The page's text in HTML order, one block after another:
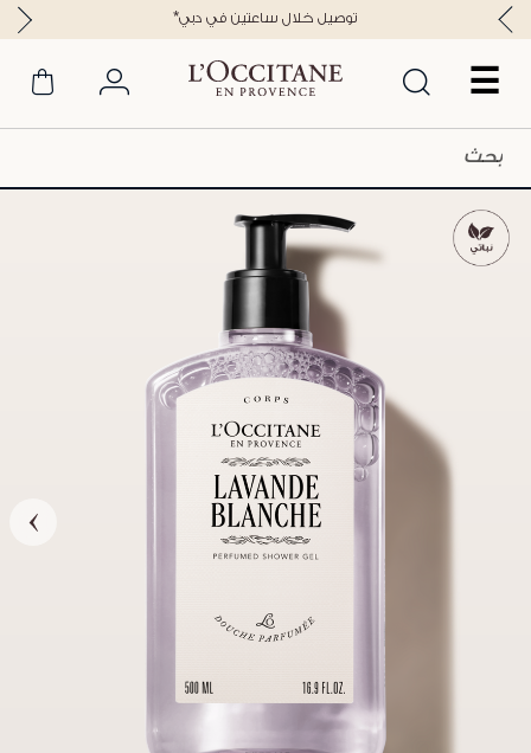
☰
*توصيل خلال ساعتين في دبي